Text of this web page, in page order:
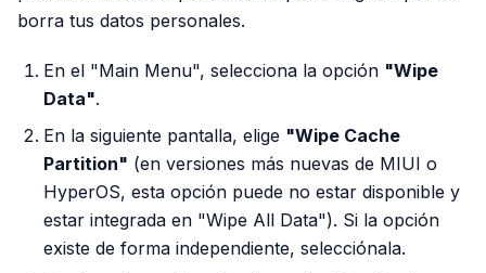
borra tus datos personales.
En el "Main Menu", selecciona la opción "Wipe
Data".
En la siguiente pantalla, elige "Wipe Cache
Partition" (en versiones más nuevas de MIUI o
HyperOS, esta opción puede no estar disponible y
estar integrada en "Wipe All Data"). Si la opción
existe de forma independiente, selecciónala.